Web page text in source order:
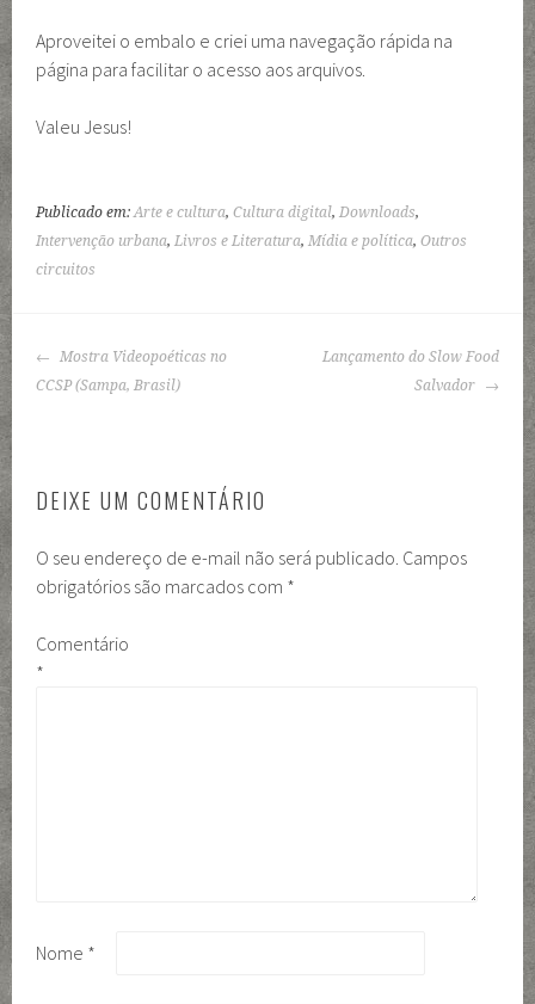
Aproveitei o embalo e criei uma navegação rápida na
página para facilitar o acesso aos arquivos.
Valeu Jesus!
Publicado em:Arte e cultura,Cultura digital,Downloads,
Intervenção urbana,Livros e Literatura,Mídia e política,Outros
circuitos
NAVEGAÇÃO
DE
Mostra Videopoéticas no
CCSP (Sampa, Brasil)
Lançamento do Slow Food
Salvador
DEIXE UM COMENTÁRIO
O seu endereço de e-mail não será publicado. Campos
obrigatórios são marcados com *
Comentário
*
Nome *